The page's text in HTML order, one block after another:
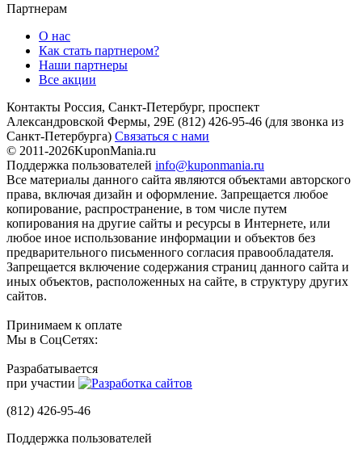
Партнерам
О нас
Как стать партнером?
Наши партнеры
Все акции
Контакты Россия, Санкт-Петербург, проспект
Александровской Фермы, 29Е (812) 426-95-46 (для звонка из
Санкт-Петербурга) Связаться с нами
© 2011-2026KuponMania.ru
Поддержка пользователей info@kuponmania.ru
Все материалы данного сайта являются объектами авторского
права, включая дизайн и оформление. Запрещается любое
копирование, распространение, в том числе путем
копирования на другие сайты и ресурсы в Интернете, или
любое иное использование информации и объектов без
предварительного письменного согласия правообладателя.
Запрещается включение содержания страниц данного сайта и
иных объектов, расположенных на сайте, в структуру других
сайтов.
Принимаем к оплате
Мы в СоцСетях:
Разрабатывается
при участии
(812) 426-95-46
Поддержка пользователей